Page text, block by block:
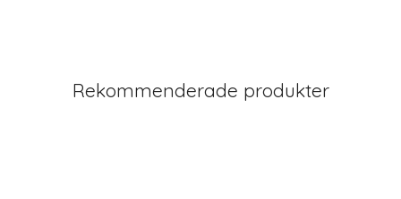
Rekommenderade produkter